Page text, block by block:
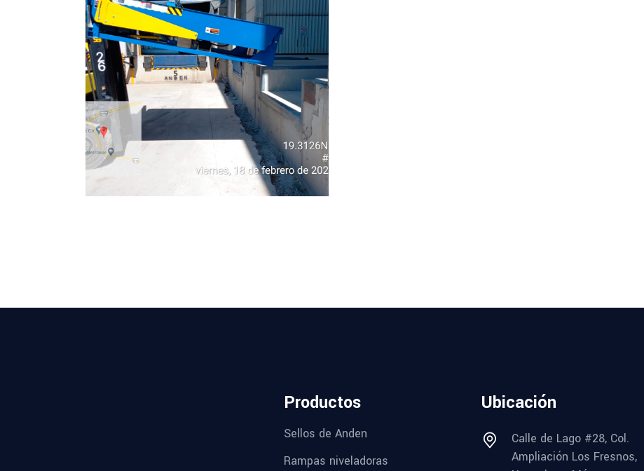
INDUSTRIAL INDUSTRIAL
Anden 1
Productos
Sellos de Anden
Rampas niveladoras
Ubicación
Calle de Lago #28, Col.
Ampliación Los Fresnos,